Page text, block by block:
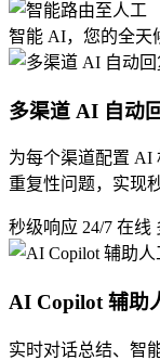
智能 AI，您的全天
多渠道 AI 自动
为每个渠道配置 AI
重复性问题，实现
秒级响应 24/7 在线
AI Copilot 辅助
实时对话总结、智